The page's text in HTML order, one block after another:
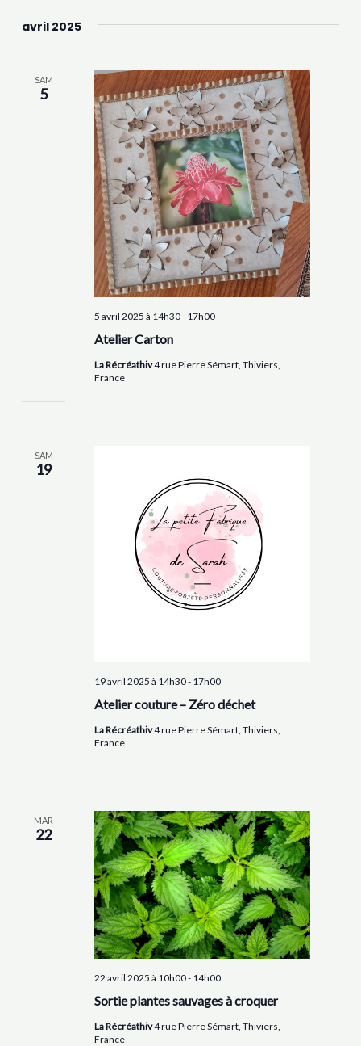
avril 2025
SAM
5
Atelier Carton
5 avril 2025 à 14h30- 17h00
La Récréathiv4 rue Pierre Sémart, Thiviers,
France
SAM
19
Atelier couture – Zéro déchet
19 avril 2025 à 14h30- 17h00
La Récréathiv4 rue Pierre Sémart, Thiviers,
France
MAR
22
Sortie plantes sauvages à croquer
22 avril 2025 à 10h00- 14h00
La Récréathiv4 rue Pierre Sémart, Thiviers,
France